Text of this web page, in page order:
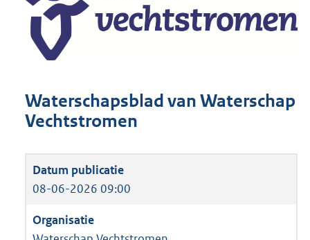
Waterschapsblad van Waterschap
Vechtstromen
08-06-2026 09:00